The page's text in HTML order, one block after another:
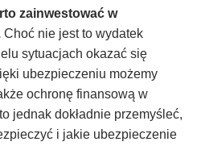
zainwestować w
Choć nie jest to wydatek
sytuacjach okazać się
ubezpieczeniu możemy
ochronę finansową w
jednak dokładnie przemyśleć,
i jakie ubezpieczenie